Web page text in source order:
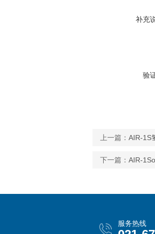
补充
验
上一篇： AIR-1S
下一篇： AIR-
服务热线